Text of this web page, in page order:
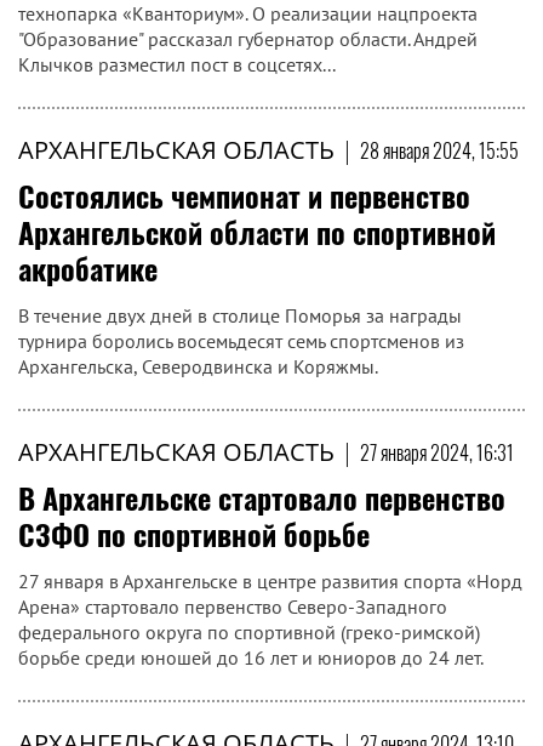
технопарка «Кванториум». О реализации нацпроекта
"Образование" рассказал губернатор области. Андрей
Клычков разместил пост в соцсетях...
АРХАНГЕЛЬСКАЯ ОБЛАСТЬ | 28 января 2024, 15:55
Состоялись чемпионат и первенство
Архангельской области по спортивной
акробатике
В течение двух дней в столице Поморья за награды
турнира боролись восемьдесят семь спортсменов из
Архангельска, Северодвинска и Коряжмы.
АРХАНГЕЛЬСКАЯ ОБЛАСТЬ | 27 января 2024, 16:31
В Архангельске стартовало первенство
СЗФО по спортивной борьбе
27 января в Архангельске в центре развития спорта «Норд
Арена» стартовало первенство Северо-Западного
федерального округа по спортивной (греко-римской)
борьбе среди юношей до 16 лет и юниоров до 24 лет.